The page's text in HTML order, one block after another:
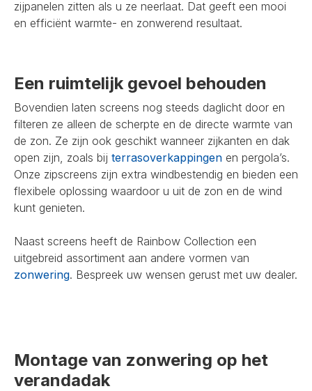
zijpanelen zitten als u ze neerlaat. Dat geeft een mooi
en efficiënt warmte- en zonwerend resultaat.
Een ruimtelijk gevoel behouden
Bovendien laten screens nog steeds daglicht door en
filteren ze alleen de scherpte en de directe warmte van
de zon. Ze zijn ook geschikt wanneer zijkanten en dak
open zijn, zoals bij terrasoverkappingen en pergola’s.
Onze zipscreens zijn extra windbestendig en bieden een
flexibele oplossing waardoor u uit de zon en de wind
kunt genieten.
Naast screens heeft de Rainbow Collection een
uitgebreid assortiment aan andere vormen van
zonwering. Bespreek uw wensen gerust met uw dealer.
Montage van zonwering op het
verandadak